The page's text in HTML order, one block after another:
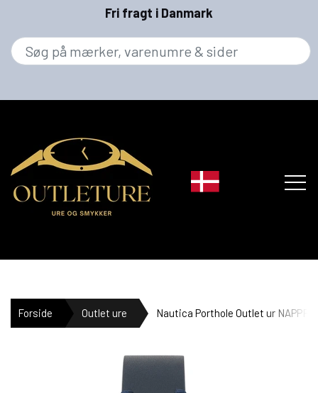
Fri fragt i Danmark
MÆRKER
HERREURE
Forside Outlet ure Nautica Porthole Outlet ur